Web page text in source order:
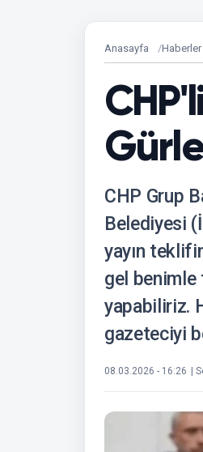
Anasayfa Haberler
CHP Grup
Belediyesi
yayın
gel benimle
yapabiliriz.
gazeteciyi
08.03.2026 - 16:26 |